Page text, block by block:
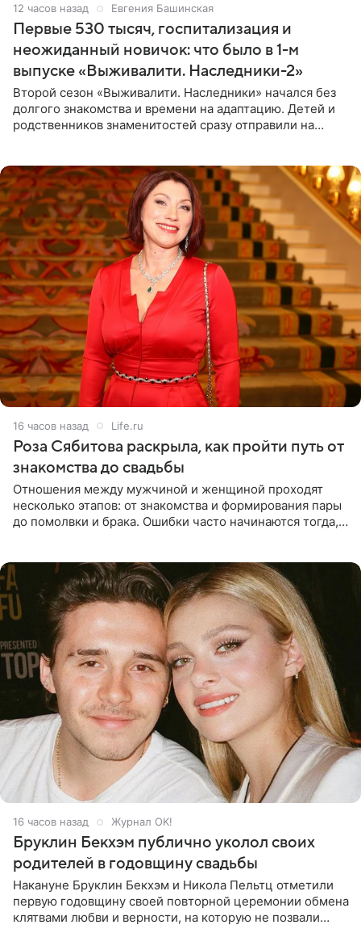
12 часов назад Евгения Башинская
Первые 530 тысяч, госпитализация и
неожиданный новичок: что было в 1-м
выпуске «Выживалити. Наследники-2»
Второй сезон «Выживалити. Наследники» начался без
долгого знакомства и времени на адаптацию. Детей и
родственников знаменитостей сразу отправили на
16 часов назад Life.ru
Роза Сябитова раскрыла, как пройти путь от
знакомства до свадьбы
Отношения между мужчиной и женщиной проходят
несколько этапов: от знакомства и формирования пары
до помолвки и брака. Ошибки часто начинаются тогда,
16 часов назад Журнал OK!
Бруклин Бекхэм публично уколол своих
родителей в годовщину свадьбы
Накануне Бруклин Бекхэм и Никола Пельтц отметили
первую годовщину своей повторной церемонии обмена
клятвами любви и верности, на которую не позвали